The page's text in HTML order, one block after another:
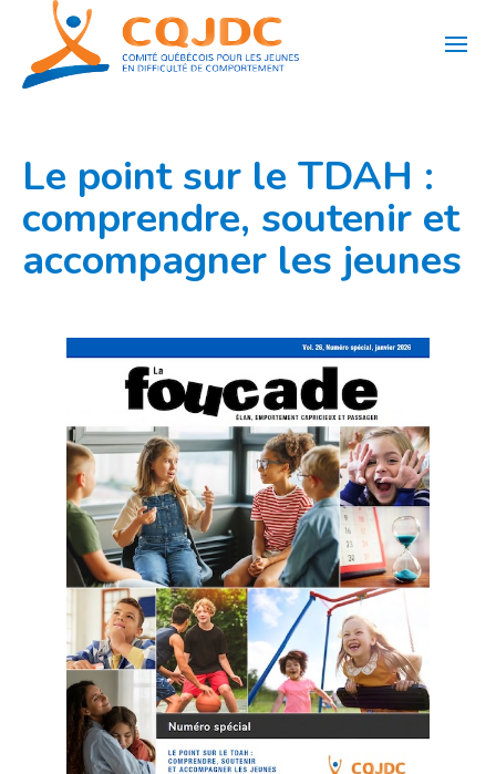
contenu
Le point sur le TDAH :
comprendre, soutenir et
accompagner les jeunes